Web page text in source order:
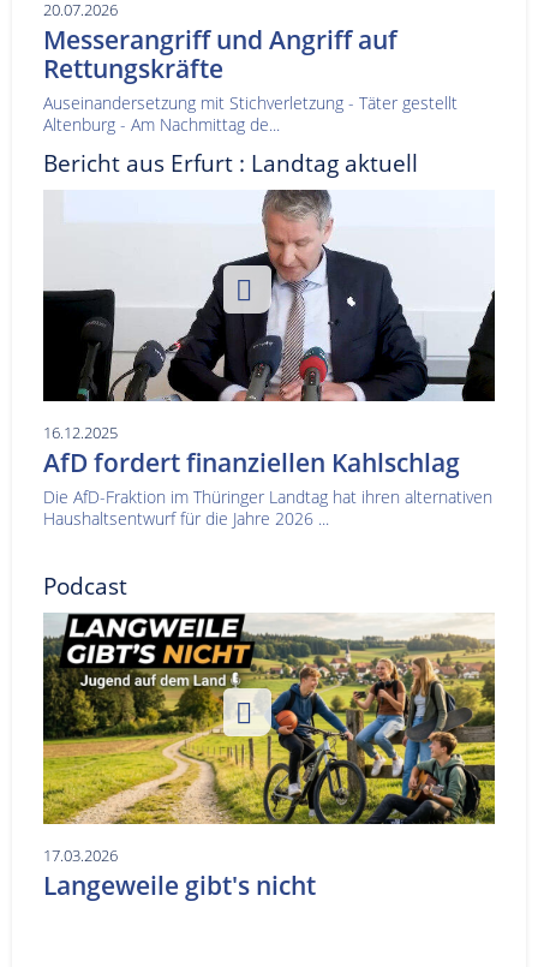
20.07.2026
Messerangriff und Angriff auf
Rettungskräfte
Auseinandersetzung mit Stichverletzung - Täter gestellt
Altenburg - Am Nachmittag de...
Bericht aus Erfurt : Landtag aktuell
16.12.2025
AfD fordert finanziellen Kahlschlag
Die AfD-Fraktion im Thüringer Landtag hat ihren alternativen
Haushaltsentwurf für die Jahre 2026 ...
Podcast
17.03.2026
Langeweile gibt's nicht